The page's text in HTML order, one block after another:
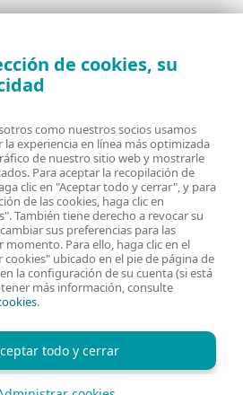
de la comunidad de
RSS Feed
Dirección
Política de Cookies
de cookies, su
como nuestros socios usamos
la experiencia en línea más optimizada
de nuestro sitio web y mostrarle
Para aceptar la recopilación de
clic en "Aceptar todo y cerrar", y para
de las cookies, haga clic en
También tiene derecho a revocar su
sus preferencias para las
momento. Para ello, haga clic en el
ubicado en el pie de página de
la configuración de su cuenta (si está
más información, consulte
.
todo y cerrar